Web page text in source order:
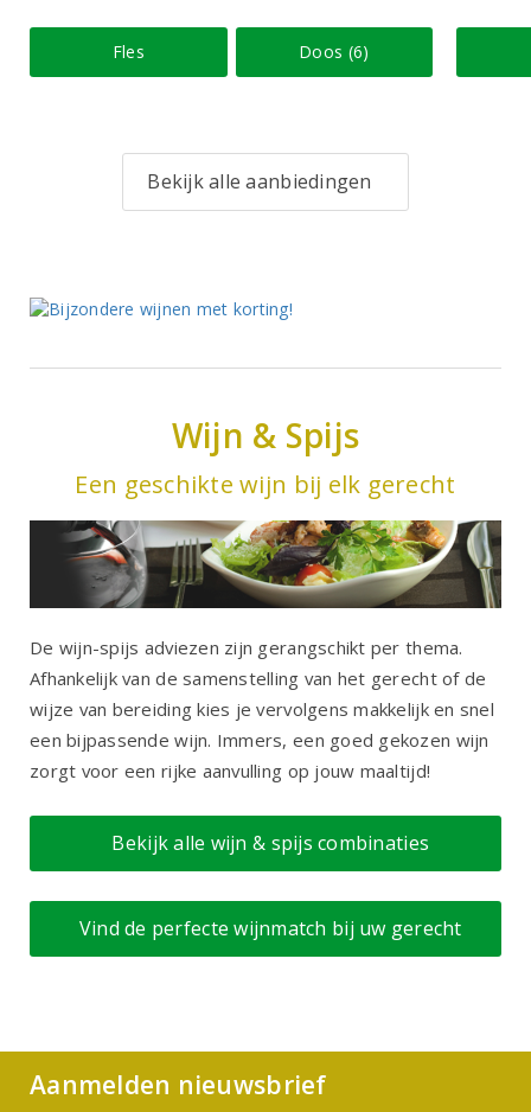
Fles Doos (6)
Bekijk alle aanbiedingen
Wijn & Spijs
Een geschikte wijn bij elk gerecht
De wijn-spijs adviezen zijn gerangschikt per thema.
Afhankelijk van de samenstelling van het gerecht of de
wijze van bereiding kies je vervolgens makkelijk en snel
een bijpassende wijn. Immers, een goed gekozen wijn
zorgt voor een rijke aanvulling op jouw maaltijd!
Bekijk alle wijn & spijs combinaties
Vind de perfecte wijnmatch bij uw gerecht
Aanmelden nieuwsbrief